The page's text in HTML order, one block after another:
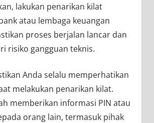
lakukan penarikan kilat
atau lembaga keuangan
proses berjalan lancar dan
risiko gangguan teknis.
Anda selalu memperhatikan
melakukan penarikan kilat.
memberikan informasi PIN atau
orang lain, termasuk pihak